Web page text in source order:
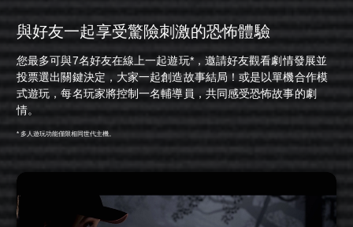
與好友一起享受驚險刺激的恐怖體驗
您最多可與7名好友在線上一起遊玩*，邀請好友觀看劇情發展並
投票選出關鍵決定，大家一起創造故事結局！或是以單機合作模
式遊玩，每名玩家將控制一名輔導員，共同感受恐怖故事的劇
情。
* 多人遊玩功能僅限相同世代主機。